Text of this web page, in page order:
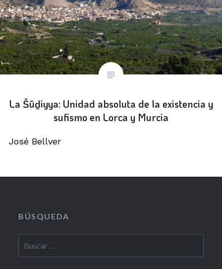
La Šūḏiyya: Unidad absoluta de la existencia y
sufismo en Lorca y Murcia
José Bellver
BÚSQUEDA